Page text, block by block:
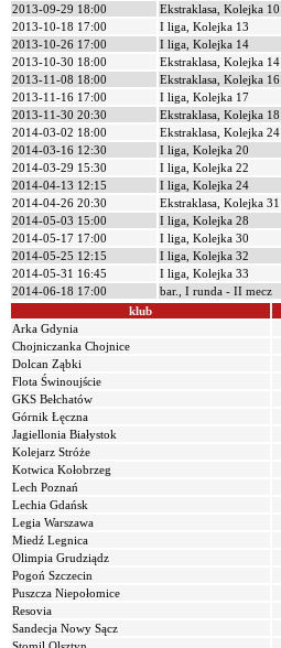
2013-09-29 18:00
Ekstraklasa, Kolejka 10
2013-10-18 17:00
I liga, Kolejka 13
2013-10-26 17:00
I liga, Kolejka 14
2013-10-30 18:00
Ekstraklasa, Kolejka 14
2013-11-08 18:00
Ekstraklasa, Kolejka 16
2013-11-16 17:00
I liga, Kolejka 17
2013-11-30 20:30
Ekstraklasa, Kolejka 18
2014-03-02 18:00
Ekstraklasa, Kolejka 24
2014-03-16 12:30
I liga, Kolejka 20
2014-03-29 15:30
I liga, Kolejka 22
2014-04-13 12:15
I liga, Kolejka 24
2014-04-26 20:30
Ekstraklasa, Kolejka 31
2014-05-03 15:00
I liga, Kolejka 28
2014-05-17 17:00
I liga, Kolejka 30
2014-05-25 12:15
I liga, Kolejka 32
2014-05-31 16:45
I liga, Kolejka 33
2014-06-18 17:00
bar., I runda - II mecz
klub
Arka Gdynia
Chojniczanka Chojnice
Dolcan Ząbki
Flota Świnoujście
GKS Bełchatów
Górnik Łęczna
Jagiellonia Białystok
Kolejarz Stróże
Kotwica Kołobrzeg
Lech Poznań
Lechia Gdańsk
Legia Warszawa
Miedź Legnica
Olimpia Grudziądz
Pogoń Szczecin
Puszcza Niepołomice
Resovia
Sandecja Nowy Sącz